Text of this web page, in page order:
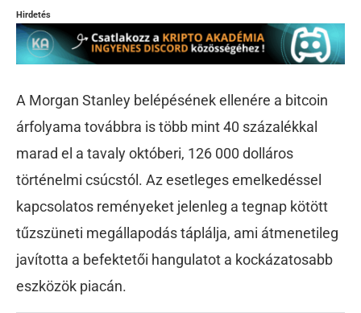
Hirdetés
A Morgan Stanley belépésének ellenére a bitcoin
árfolyama továbbra is több mint 40 százalékkal
marad el a tavaly októberi, 126 000 dolláros
történelmi csúcstól. Az esetleges emelkedéssel
kapcsolatos reményeket jelenleg a tegnap kötött
tűzszüneti megállapodás táplálja, ami átmenetileg
javította a befektetői hangulatot a kockázatosabb
eszközök piacán.